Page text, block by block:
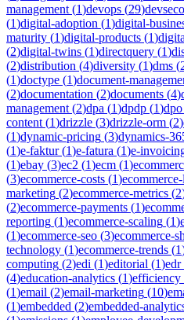
management (1)devops (29)
(1)digital-adoption (1)digital-
maturity (1)digital-products (1)
(2)digital-twins (1)directquery (1)
(2)distribution (4)diversity (1)dms (
(1)doctype (1)document-
(2)documentation (2)documents (4)
management (2)dpa (1)dpdp (1)dpo
content (1)drizzle (3)drizzle-orm (2)
(1)dynamic-pricing (3)dynamics-
(1)e-faktur(1)e-fatura (1)e-
(1)ebay (3)ec2 (1)ecm (1)
(3)ecommerce-costs (1)
marketing (2)ecommerce-metrics (2
(2)ecommerce-payments (1)
reporting (1)ecommerce-scaling (1)
(1)ecommerce-seo (3)ecommerce-
technology (1)ecommerce-trends (1
computing (2)edi (1)editorial (1)edr
(4)education-analytics (1)efficiency
(1)email (2)email-marketing (10)
(1)embedded (2)embedded-